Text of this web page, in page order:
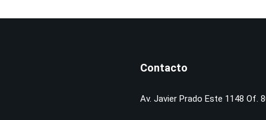
Contacto
Av. Javier Prado Este 1148 Of.